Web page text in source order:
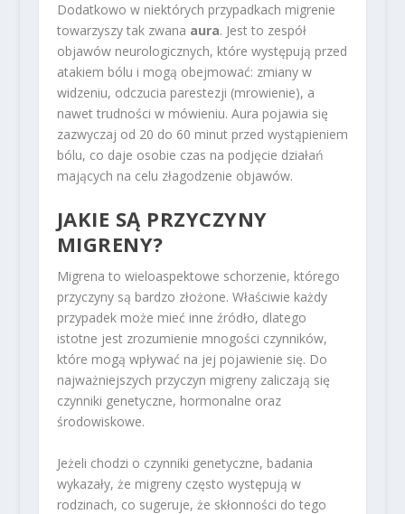
Dodatkowo w niektórych przypadkach migrenie
towarzyszy tak zwana aura. Jest to zespół
objawów neurologicznych, które występują przed
atakiem bólu i mogą obejmować: zmiany w
widzeniu, odczucia parestezji (mrowienie), a
nawet trudności w mówieniu. Aura pojawia się
zazwyczaj od 20 do 60 minut przed wystąpieniem
bólu, co daje osobie czas na podjęcie działań
mających na celu złagodzenie objawów.
JAKIE SĄ PRZYCZYNY
MIGRENY?
Migrena to wieloaspektowe schorzenie, którego
przyczyny są bardzo złożone. Właściwie każdy
przypadek może mieć inne źródło, dlatego
istotne jest zrozumienie mnogości czynników,
które mogą wpływać na jej pojawienie się. Do
najważniejszych przyczyn migreny zaliczają się
czynniki genetyczne, hormonalne oraz
środowiskowe.
Jeżeli chodzi o czynniki genetyczne, badania
wykazały, że migreny często występują w
rodzinach, co sugeruje, że skłonności do tego